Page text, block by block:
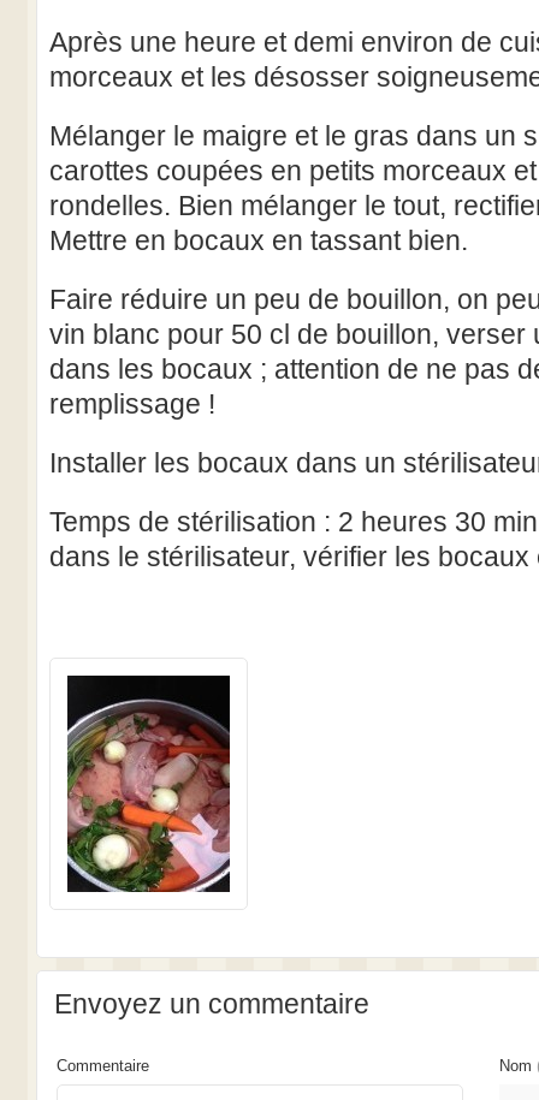
Après une heure et demi environ de
morceaux et les désosser
Mélanger le maigre et le gras dans un
carottes coupées en petits morceaux
rondelles. Bien mélanger le tout,
Mettre en bocaux en tassant bien.
Faire réduire un peu de bouillon, on
vin blanc pour 50 cl de bouillon, verser
dans les bocaux ; attention de ne pas
remplissage !
Installer les bocaux dans un
Temps de stérilisation : 2 heures 30
dans le stérilisateur, vérifier les bocaux
Envoyez un commentaire
Nom
Commentaire